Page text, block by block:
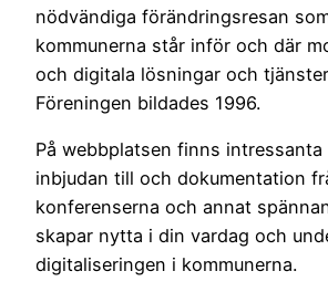
nödvändiga förändringsresan
kommunerna står inför och där
och digitala lösningar och
Föreningen bildades 1996.
På webbplatsen finns intressanta
inbjudan till och dokumentation
konferenserna och annat
skapar nytta i din vardag och
digitaliseringen i kommunerna.